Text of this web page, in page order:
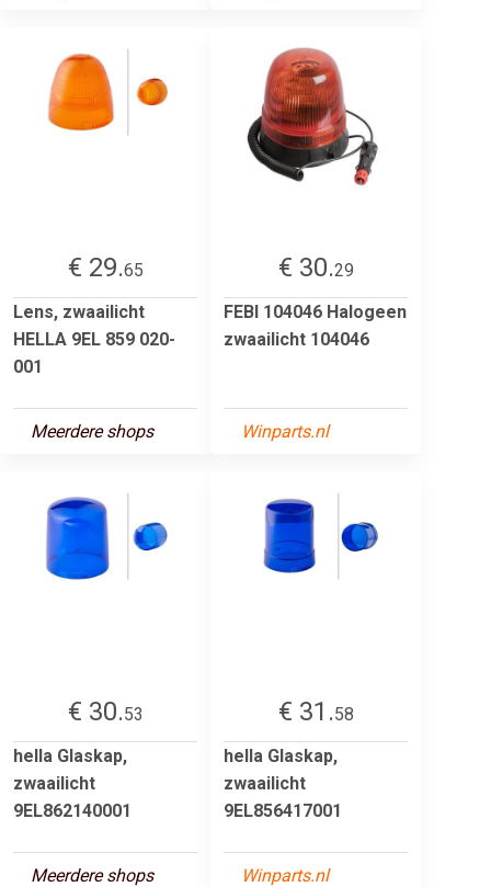
€ 29.65
Lens, zwaailicht
HELLA 9EL 859 020-
001
Meerdere shops
€ 30.29
FEBI 104046 Halogeen
zwaailicht 104046
Winparts.nl
€ 30.53
hella Glaskap,
zwaailicht
9EL862140001
Meerdere shops
€ 31.58
hella Glaskap,
zwaailicht
9EL856417001
Winparts.nl